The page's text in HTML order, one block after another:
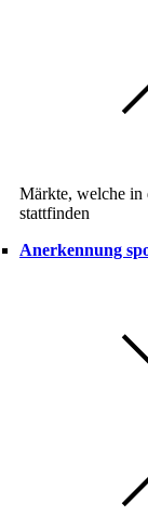
Märkte, welche in
stattfinden
Anerkennung